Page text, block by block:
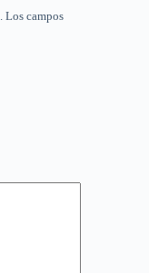
Los campos